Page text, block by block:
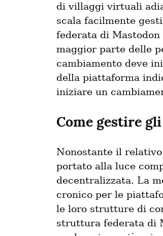
di villaggi virtuali
scala facilmente
federata di
maggior parte delle
cambiamento deve
della piattaforma
iniziare un
Come gestire
Nonostante il
portato alla luce
decentralizzata. La
cronico per le
le loro strutture di
struttura federata di